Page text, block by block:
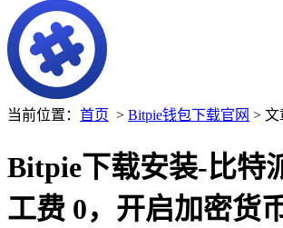
当前位置： 首页 > Bitpie钱包下载官网 > 文
Bitpie下载安装-比特
工费 0，开启加密货